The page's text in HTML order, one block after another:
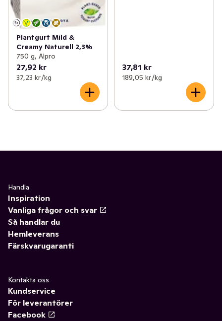
Plantgurt Mild &
Creamy Naturell 2,3%
750 g, Alpro
27,92 kr
37,23 kr /kg
37,81 kr
189,05 kr /kg
Handla
Inspiration
Vanliga frågor och svar
Så handlar du
Hemleverans
Färskvarugaranti
Kontakta oss
Kundservice
För leverantörer
Facebook